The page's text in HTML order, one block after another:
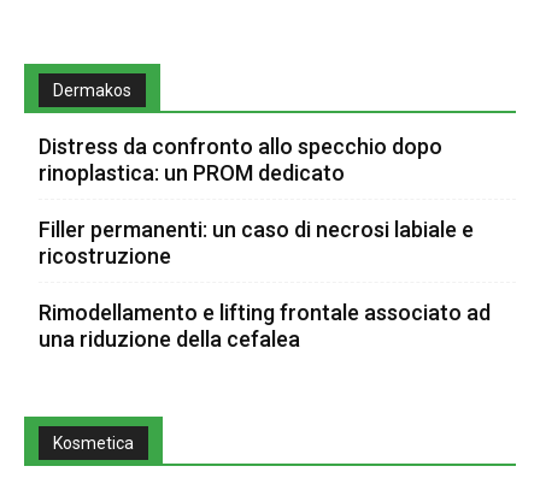
Dermakos
Distress da confronto allo specchio dopo
rinoplastica: un PROM dedicato
Filler permanenti: un caso di necrosi labiale e
ricostruzione
Rimodellamento e lifting frontale associato ad
una riduzione della cefalea
Kosmetica